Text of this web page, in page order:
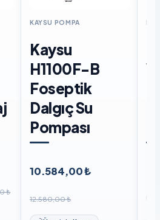
₺
KAYSU POMPA
Kaysu
H1100F-B
Foseptik
Dalgıç Su
Pompası
10.584,00 ₺
12.580,00 ₺